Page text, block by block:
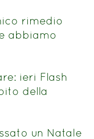
rimedio
abbiamo
ieri Flash
della
un Natale